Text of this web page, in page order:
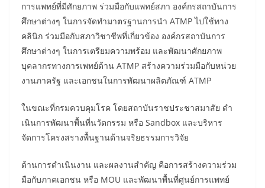
การแพทย์ที่มีศักยภาพ ร่วมมือกับแพทย์สภา องค์กรสถาบันการ
ศึกษาต่างๆ ในการจัดทำมาตรฐานการนำ ATMP ไปใช้ทาง
คลินิก ร่วมมือกับสภาวิชาชีพที่เกี่ยวข้อง องค์กรสถาบันการ
ศึกษาต่างๆ ในการเตรียมความพร้อม และพัฒนาศักยภาพ
บุคลากรทางการเพทย์ด้าน ATMP สร้างความร่วมมือกับหน่วย
งานภาครัฐ และเอกชนในการพัฒนาผลิตภัณฑ์ ATMP
ในขณะที่กรมควบคุมโรค โดยสถาบันราชประชาสมาสัย ดํา
เนินการพัฒนาพื้นที่นวัตกรรม หรือ Sandbox และบริหาร
จัดการโครงสรางพื้นฐานด้านจริยธรรมการวิจัย
ด้านการดําเนินงาน และผลงานสําคัญ คือการสร้างความร่วม
มือกับภาคเอกชน หรือ MOU และพัฒนาพื้นที่ศูนย์การแพทย์